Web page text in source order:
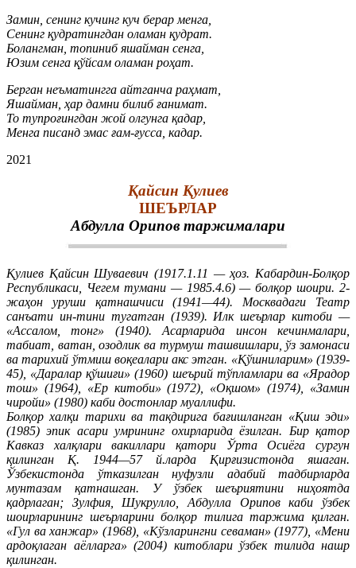
Замин, сенинг кучинг куч берар менга,
Сенинг қудратингдан оламан қудрат.
Болангман, топиниб яшайман сенга,
Юзим сенга қўйсам оламан роҳат.
Берган неъматингга айтганча раҳмат,
Яшайман, ҳар дамни билиб ғанимат.
То тупроғингдан жой олгунга қадар,
Менга писанд эмас ғам-ғусса, кадар.
2021
Қайсин Қулиев
ШЕЪРЛАР
Абдулла Орипов таржималари
Қулиев Қайсин Шуваевич (1917.1.11 — ҳоз. Кабардин-Болқор
Республикаси, Чегем тумани — 1985.4.6) — болқор шоири. 2-
жаҳон уруши қатнашчиси (1941—44). Москвадаги Театр
санъати ин-тини тугатган (1939). Илк шеърлар китоби —
«Ассалом, тонг» (1940). Асарларида инсон кечинмалари,
табиат, ватан, озодлик ва турмуш ташвишлари, ўз замонаси
ва тарихий ўтмиш воқеалари акс этган. «Қўшниларим» (1939-
45), «Даралар қўшиғи» (1960) шеърий тўпламлари ва «Ярадор
тош» (1964), «Ер китоби» (1972), «Оқшом» (1974), «Замин
чиройи» (1980) каби достонлар муаллифи.
Болқор халқи тарихи ва тақдирига бағишланган «Қиш эди»
(1985) эпик асари умрининг охирларида ёзилган. Бир қатор
Кавказ халқлари вакиллари қатори Ўрта Осиёга сургун
қилинган Қ. 1944—57 й.ларда Қирғизистонда яшаган.
Ўзбекистонда ўтказилган нуфузли адабий тадбирларда
мунтазам қатнашган. У ўзбек шеъриятини ниҳоятда
қадрлаган; Зулфия, Шукрулло, Абдулла Орипов каби ўзбек
шоирларининг шеърларини болқор тилига таржима қилган.
«Гул ва ханжар» (1968), «Кўзларингни севаман» (1977), «Мени
ардоқлаган аёлларга» (2004) китоблари ўзбек тилида нашр
қилинган.